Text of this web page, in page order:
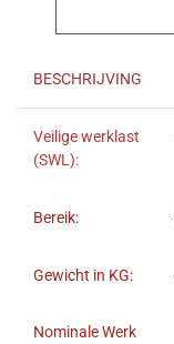
BESCHRIJVING
Veilige werklast
(SWL):
Bereik:
Gewicht in KG:
Nominale Werk